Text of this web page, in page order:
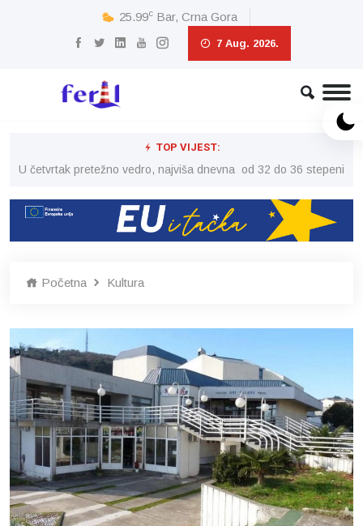
25.99c Bar, Crna Gora
7 Aug. 2026.
TOP VIJEST:
U četvrtak pretežno vedro, najviša dnevna od 32 do 36 stepeni
Početna Kultura